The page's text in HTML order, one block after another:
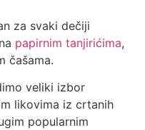
za svaki dečiji
papirnim tanjirićima,
čašama.
veliki izbor
likovima iz crtanih
popularnim